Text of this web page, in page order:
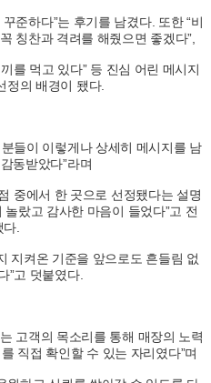
준하다”는 후기를 남겼다. 또한 “비
칭찬과 격려를 해줬으면 좋겠다”,
를 먹고 있다” 등 진심 어린 메시지
정의 배경이 됐다.
들이 이렇게나 상세히 메시지를 남
동받았다”라며
중에서 한 곳으로 선정됐다는 설명
랐고 감사한 마음이 들었다”고 전
다.
지켜온 기준을 앞으로도 흔들림 없
”고 덧붙였다.
고객의 목소리를 통해 매장의 노력
직접 확인할 수 있는 자리였다”며